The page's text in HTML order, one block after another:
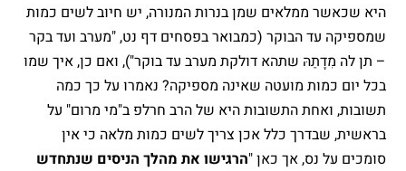
היא שכאשר ממלאים שמן בנרות המנורה, יש חיוב לשים כמות
שמספיקה עד הבוקר (כמבואר בפסחים דף נט, "מערב ועד בקר
– תן לה מִדָתַהּ שתהא דולקת מערב עד בוקר"), ואם כן, איך שמו
בכל יום כמות מועטה שאינה מספיקה? נאמרו על כך כמה
תשובות, ואחת התשובות היא של הרב חרלפ ב"מי מרום" על
בראשית, שבדרך כלל אכן צריך לשים כמות מלאה כי אין
סומכים על נס, אך כאן "הרגישו את מהלך הניסים שנתחדש